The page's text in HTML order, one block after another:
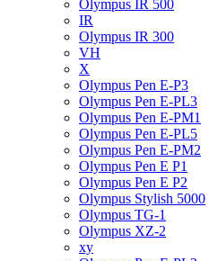
Olympus IR 500
IR
Olympus IR 300
VH
X
Olympus Pen E-P3
Olympus Pen E-PL3
Olympus Pen E-PM1
Olympus Pen E-PL5
Olympus Pen E-PM2
Olympus Pen E P1
Olympus Pen E P2
Olympus Stylish 5000
Olympus TG-1
Olympus XZ-2
xy